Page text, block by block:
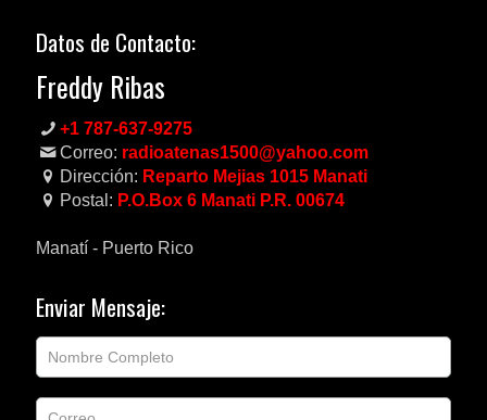
Datos de Contacto:
Freddy Ribas
+1 787-637-9275
Correo: radioatenas1500@yahoo.com
Dirección: Reparto Mejias 1015 Manati
Postal: P.O.Box 6 Manati P.R. 00674
Manatí - Puerto Rico
Enviar Mensaje: